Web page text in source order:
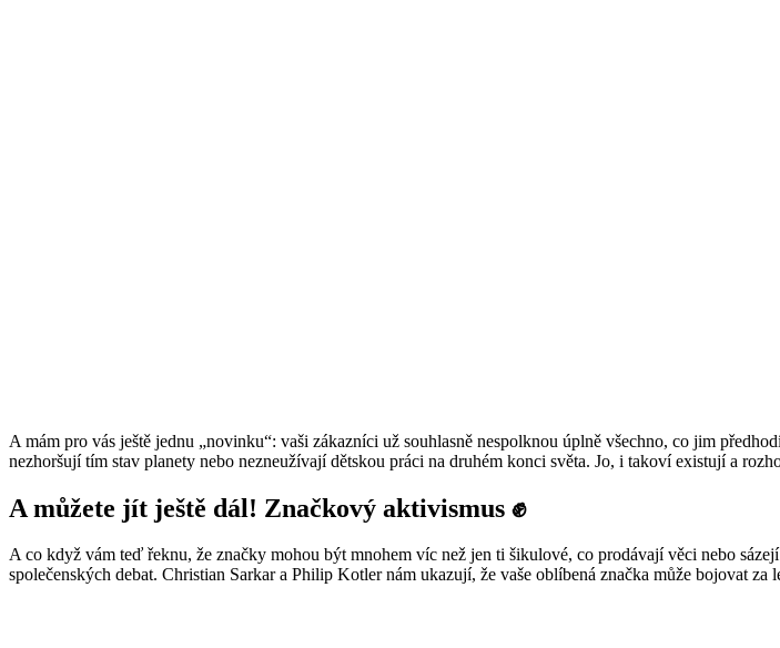
A mám pro vás ještě jednu „novinku“: vaši zákazníci už souhlasně nespolknou úplně všechno, co jim
nezhoršují tím stav planety nebo nezneužívajídětskou práci na druhém konci světa. Jo, i takoví existují a
A můžete jít ještě dál! Značkový aktivismus ✊
A co když vám teď řeknu, že značky mohou být mnohem víc než jen ti šikulové, co prodávají věci nebo
společenských debat. Christian Sarkar a Philip Kotler nám ukazují, že vaše oblíbená značka může bojovat za